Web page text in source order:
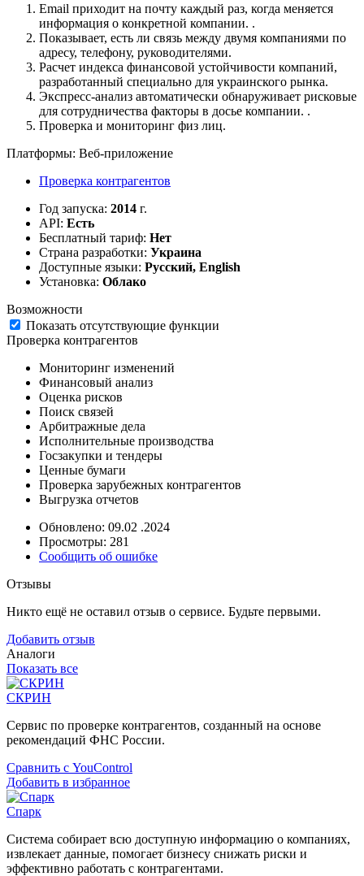
Email приходит на почту каждый раз, когда меняется
информация о конкретной компании. .
Показывает, есть ли связь между двумя компаниями по
адресу, телефону, руководителями.
Расчет индекса финансовой устойчивости компаний,
разработанный специально для украинского рынка.
Экспресс-анализ автоматически обнаруживает рисковые
для сотрудничества факторы в досье компании. .
Проверка и мониторинг физ лиц.
Платформы: Веб-приложение
Проверка контрагентов
Год запуска: 2014 г.
API: Есть
Бесплатный тариф: Нет
Страна разработки: Украина
Доступные языки: Русский, English
Установка: Облако
Возможности
Показать отсутствующие функции
Проверка контрагентов
Мониторинг изменений
Финансовый анализ
Оценка рисков
Поиск связей
Арбитражные дела
Исполнительные производства
Госзакупки и тендеры
Ценные бумаги
Проверка зарубежных контрагентов
Выгрузка отчетов
Обновлено: 09.02 .2024
Просмотры: 281
Сообщить об ошибке
Отзывы
Никто ещё не оставил отзыв о сервисе. Будьте первыми.
Добавить отзыв
Аналоги
Показать все
СКРИН
Сервис по проверке контрагентов, созданный на основе
рекомендаций ФНС России.
Сравнить с YouControl
Добавить в избранное
Спарк
Система собирает всю доступную информацию о компаниях,
извлекает данные, помогает бизнесу снижать риски и
эффективно работать с контрагентами.